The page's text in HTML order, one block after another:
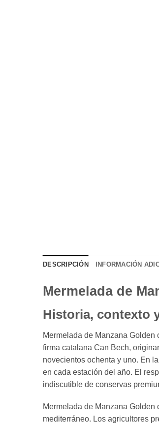
DESCRIPCIÓN INFORMACIÓN
Mermelada de
Historia, contexto
Mermelada de Manzana
firma catalana Can Bech,
novecientos ochenta y uno. En
en cada estación del año. El
indiscutible de conservas
Mermelada de Manzana
mediterráneo. Los agricultores